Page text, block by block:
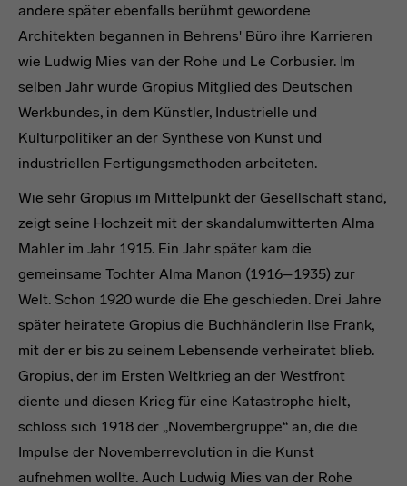
andere später ebenfalls berühmt gewordene
Architekten begannen in Behrens' Büro ihre Karrieren
wie Ludwig Mies van der Rohe und Le Corbusier. Im
selben Jahr wurde Gropius Mitglied des Deutschen
Werkbundes, in dem Künstler, Industrielle und
Kulturpolitiker an der Synthese von Kunst und
industriellen Fertigungsmethoden arbeiteten.
Wie sehr Gropius im Mittelpunkt der Gesellschaft stand,
zeigt seine Hochzeit mit der skandalumwitterten Alma
Mahler im Jahr 1915. Ein Jahr später kam die
gemeinsame Tochter Alma Manon (1916–1935) zur
Welt. Schon 1920 wurde die Ehe geschieden. Drei Jahre
später heiratete Gropius die Buchhändlerin Ilse Frank,
mit der er bis zu seinem Lebensende verheiratet blieb.
Gropius, der im Ersten Weltkrieg an der Westfront
diente und diesen Krieg für eine Katastrophe hielt,
schloss sich 1918 der „Novembergruppe“ an, die die
Impulse der Novemberrevolution in die Kunst
aufnehmen wollte. Auch Ludwig Mies van der Rohe